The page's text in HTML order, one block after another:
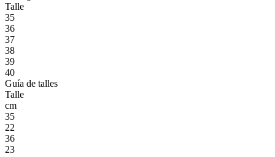
Talle
35
36
37
38
39
40
Guía de talles
Talle
cm
35
22
36
23